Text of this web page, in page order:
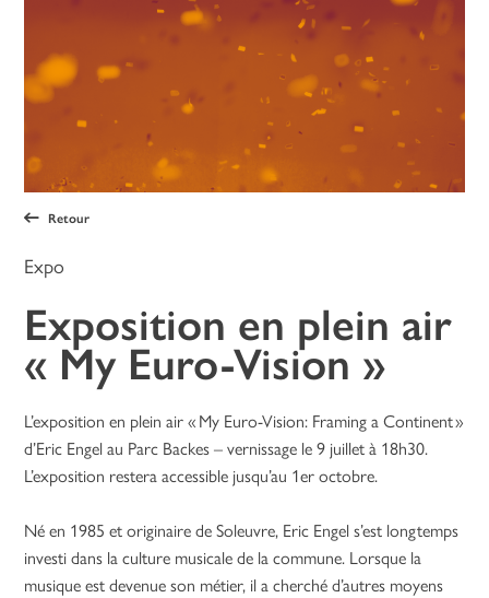
Retour
Expo
Exposition en plein air
« My Euro-Vision »
L’exposition en plein air « My Euro-Vision: Framing a Continent »
d’Eric Engel au Parc Backes – vernissage le 9 juillet à 18h30.
L’exposition restera accessible jusqu’au 1er octobre.
Né en 1985 et originaire de Soleuvre, Eric Engel s’est longtemps
investi dans la culture musicale de la commune. Lorsque la
musique est devenue son métier, il a cherché d’autres moyens